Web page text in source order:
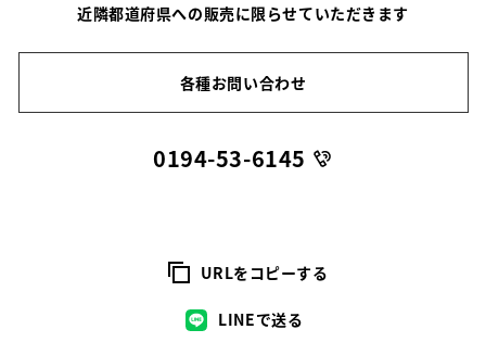
近隣都道府県への販売に限らせていただきます
各種お問い合わせ
0194-53-6145
URLをコピーする
LINEで送る